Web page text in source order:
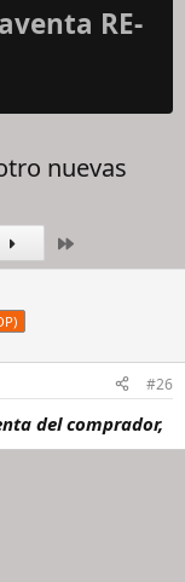
RE-
nuevas
#26
del comprador,